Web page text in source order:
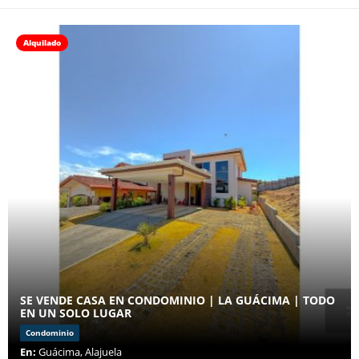
Alquilado
SE VENDE CASA EN CONDOMINIO | LA GUÁCIMA | TODO
EN UN SOLO LUGAR
Condominio
En: Guácima, Alajuela